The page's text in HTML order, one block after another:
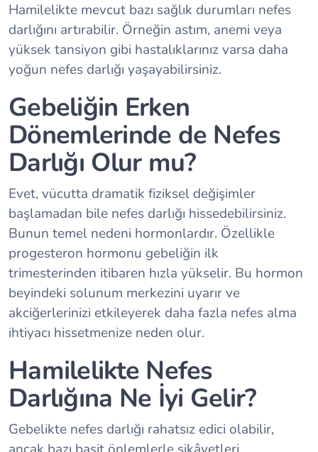
Hamilelikte mevcut bazı sağlık durumları nefes
darlığını artırabilir. Örneğin astım, anemi veya
yüksek tansiyon gibi hastalıklarınız varsa daha
yoğun nefes darlığı yaşayabilirsiniz.
Gebeliğin Erken
Dönemlerinde de Nefes
Darlığı Olur mu?
Evet, vücutta dramatik fiziksel değişimler
başlamadan bile nefes darlığı hissedebilirsiniz.
Bunun temel nedeni hormonlardır. Özellikle
progesteron hormonu gebeliğin ilk
trimesterinden itibaren hızla yükselir. Bu hormon
beyindeki solunum merkezini uyarır ve
akciğerlerinizi etkileyerek daha fazla nefes alma
ihtiyacı hissetmenize neden olur.
Hamilelikte Nefes
Darlığına Ne İyi Gelir?
Gebelikte nefes darlığı rahatsız edici olabilir,